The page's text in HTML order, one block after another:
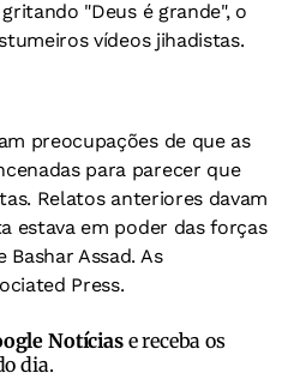
"Deus é grande", o
vídeos jihadistas.
preocupações de que as
para parecer que
Relatos anteriores davam
estava em poder das forças
Assad. As
Press.
Notíciase receba os
dia.